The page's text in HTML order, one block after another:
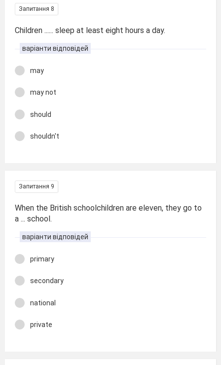
Запитання 8
Children ...... sleep at least eight hours a day.
варіанти відповідей
may
may not
should
shouldn't
Запитання 9
When the British schoolchildren are eleven, they go to
a ... school.
варіанти відповідей
primary
secondary
national
private